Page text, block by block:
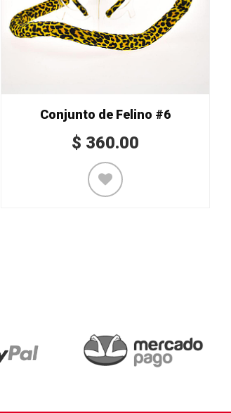
Conjunto de Felino #6
$ 360.00